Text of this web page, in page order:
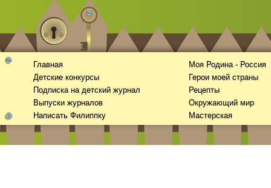
Главная
Детские конкурсы
Подписка на детский журнал
Выпуски журналов
Написать Филиппку
Моя Родина - Россия
Герои моей страны
Рецепты
Окружающий мир
Мастерская